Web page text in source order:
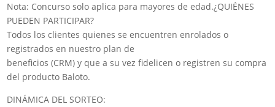
Nota: Concurso solo aplica para mayores de edad.¿QUIÉNES
PUEDEN PARTICIPAR?
Todos los clientes quienes se encuentren enrolados o
registrados en nuestro plan de
beneficios (CRM) y que a su vez fidelicen o registren su compra
del producto Baloto.
DINÁMICA DEL SORTEO: